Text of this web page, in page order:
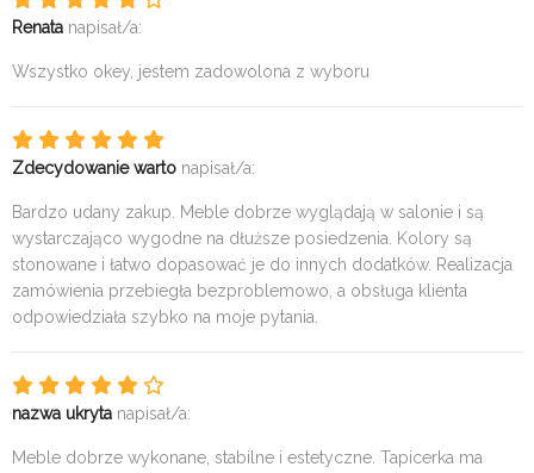
Renata napisał/a:
Wszystko okey, jestem zadowolona z wyboru
Zdecydowanie warto napisał/a:
Bardzo udany zakup. Meble dobrze wyglądają w salonie i są
wystarczająco wygodne na dłuższe posiedzenia. Kolory są
stonowane i łatwo dopasować je do innych dodatków. Realizacja
zamówienia przebiegła bezproblemowo, a obsługa klienta
odpowiedziała szybko na moje pytania.
nazwa ukryta napisał/a:
Meble dobrze wykonane, stabilne i estetyczne. Tapicerka ma